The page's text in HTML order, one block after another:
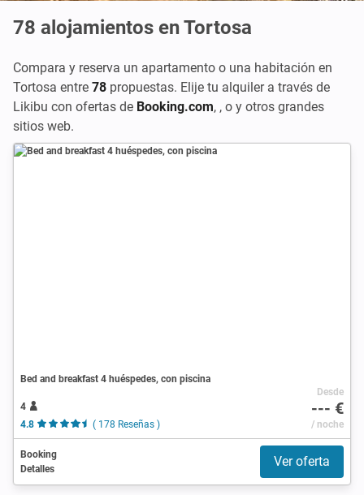
78 alojamientos en Tortosa
Compara y reserva un apartamento o una habitación en
Tortosa entre 78 propuestas. Elije tu alquiler a través de
Likibu con ofertas de Booking.com, , o y otros grandes
sitios web.
Bed and breakfast 4 huéspedes, con piscina
4
4.8
( 178 Reseñas )
Desde
--- €
/ noche
Booking
Detalles
Ver oferta